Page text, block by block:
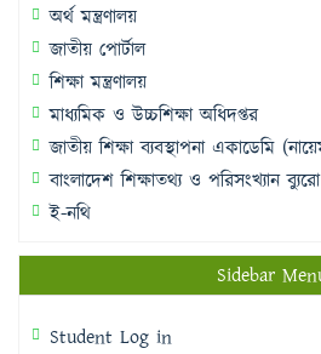
অর্থ মন্ত্রণালয়
জাতীয় পোর্টাল
শিক্ষা মন্ত্রণালয়
মাধ্যমিক ও উচ্চশিক্ষা অধিদপ্তর
জাতীয় শিক্ষা ব্যবস্থাপনা একাডেমি
বাংলাদেশ শিক্ষাতথ্য ও পরিসংখ্যান
ই-নথি
Sidebar
Student Log in